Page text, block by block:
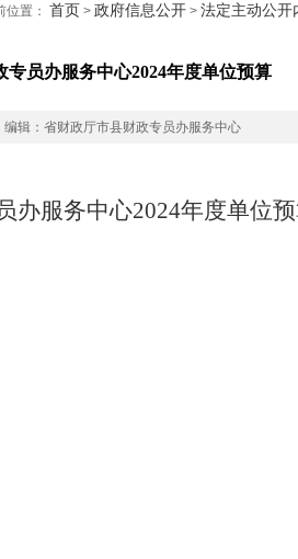
位置： 首页 > 政府信息公开 > 法定主动公开
专员办服务中心2024年度单位预算
编辑：省财政厅市县财政专员办服务中心
办服务中心2024年度单位